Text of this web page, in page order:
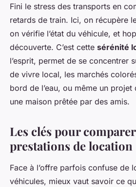
Fini le stress des transports en
retards de train. Ici, on récupère
on vérifie l’état du véhicule, et
découverte. C’est cette sérénité
l’esprit, permet de se concentrer
de vivre local, les marchés
bord de l’eau, ou même un
une maison prêtée par des amis.
Les clés pour
prestations de location
Face à l’offre parfois confuse de
véhicules, mieux vaut savoir ce